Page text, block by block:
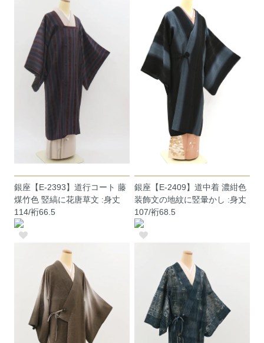
銀座【E-2393】道行コート 藤
煤竹色 竪縞に花唐草文 :身丈
114/裄66.5
銀座【E-2409】道中着 濃紺色
装飾文の地紋に竪暈かし :身丈
107/裄68.5